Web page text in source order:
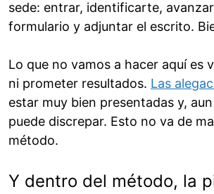
sede: entrar, identificarte,
formulario y adjuntar el escrito.
Lo que no vamos a hacer aquí es
ni prometer resultados. Las
estar muy bien presentadas y, aun
puede discrepar. Esto no va de
método.
Y dentro del método, la